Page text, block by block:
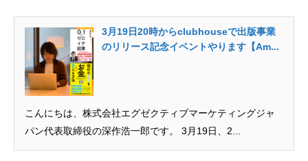
3月19日20時からclubhouseで出版事業
のリリース記念イベントやります【Am...
こんにちは、株式会社エグゼクティブマーケティングジャ
パン代表取締役の深作浩一郎です。 3月19日、2...